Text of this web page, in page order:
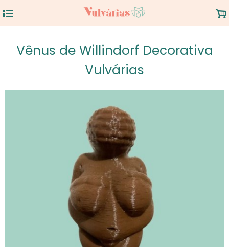
4 .
Vênus de Willindorf Decorativa
Vulvárias